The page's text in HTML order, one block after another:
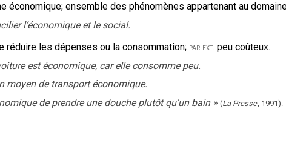
économique; ensemble des phénomènes appartenant au
l’économique et le social.
réduire les dépenses ou la consommation; par ext. peu coûteux.
est économique, car elle consomme peu.
moyen de transport économique.
de prendre une douche plutôt qu'un bain » (La Presse, 1991).